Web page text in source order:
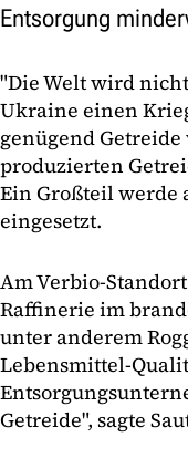
Entsorgung
"Die Welt wird
Ukraine einen
genügend
produzierten
Ein Großteil werde
eingesetzt.
Am Verbio-
Raffinerie im
unter anderem
Lebensmittel-
Getreide", sagte